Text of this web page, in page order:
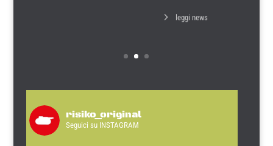
leggi news
risiko_original
Seguici su INSTAGRAM